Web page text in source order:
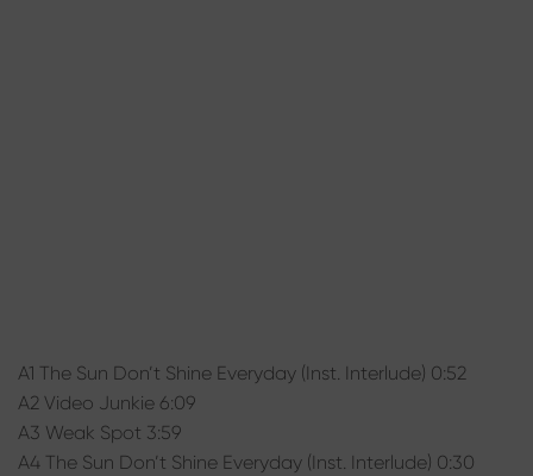
A1 The Sun Don’t Shine Everyday (Inst. Interlude) 0:52
A2 Video Junkie 6:09
A3 Weak Spot 3:59
A4 The Sun Don’t Shine Everyday (Inst. Interlude) 0:30